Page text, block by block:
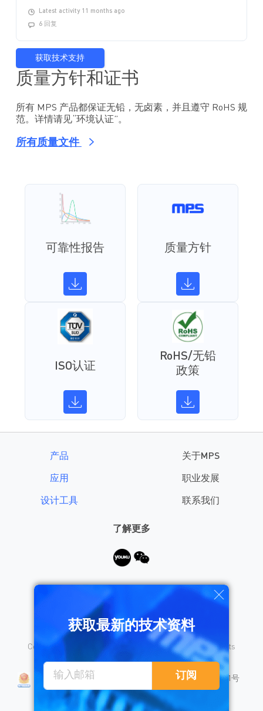
Latest activity 11 months ago
6 回复
获取技术支持
质量方针和证书
所有 MPS 产品都保证无铅，无卤素，并且遵守 RoHS 规
范。详情请见“环境认证”。
所有质量文件
可靠性报告 质量方针
ISO认证
RoHS/无铅
政策
产品
应用
设计工具
关于MPS
职业发展
联系我们
了解更多
需要帮助？
Copyright © 2026 Monolithic Power Systems, Inc. All rights
沪公网安备 31010402008155号
沪ICP备18023031号
隐私保护
销售条款 法律声明
获取最新的技术资料
订阅